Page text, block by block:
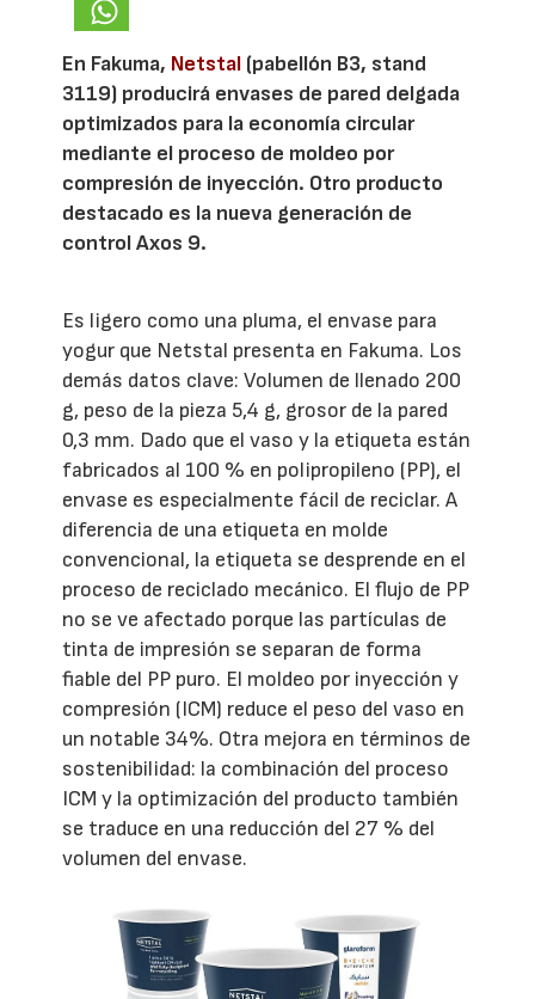
En Fakuma, Netstal (pabellón B3, stand
3119) producirá envases de pared delgada
optimizados para la economía circular
mediante el proceso de moldeo por
compresión de inyección. Otro producto
destacado es la nueva generación de
control Axos 9.
Es ligero como una pluma, el envase para
yogur que Netstal presenta en Fakuma. Los
demás datos clave: Volumen de llenado 200
g, peso de la pieza 5,4 g, grosor de la pared
0,3 mm. Dado que el vaso y la etiqueta están
fabricados al 100 % en polipropileno (PP), el
envase es especialmente fácil de reciclar. A
diferencia de una etiqueta en molde
convencional, la etiqueta se desprende en el
proceso de reciclado mecánico. El flujo de PP
no se ve afectado porque las partículas de
tinta de impresión se separan de forma
fiable del PP puro. El moldeo por inyección y
compresión (ICM) reduce el peso del vaso en
un notable 34%. Otra mejora en términos de
sostenibilidad: la combinación del proceso
ICM y la optimización del producto también
se traduce en una reducción del 27 % del
volumen del envase.